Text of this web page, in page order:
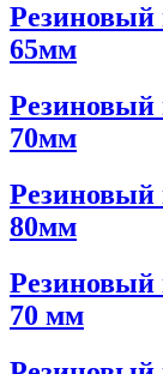
Резиновый
65мм
Резиновый
70мм
Резиновый
80мм
Резиновый
70 мм